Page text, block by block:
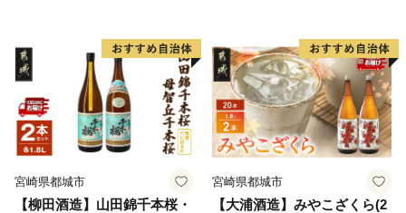
宮崎県都城市
【柳田酒造】山田錦千本桜・
宮崎県都城市
【大浦酒造】みやこざくら(2